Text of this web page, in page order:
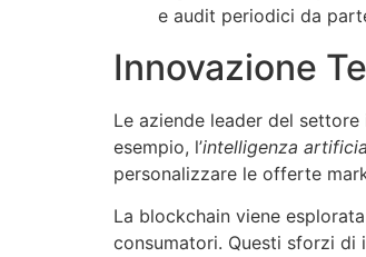
e audit periodici da parte
Innovazione
Le aziende leader del
esempio, l’intelligenza
personalizzare le offerte
La blockchain viene
consumatori. Questi sforzi di